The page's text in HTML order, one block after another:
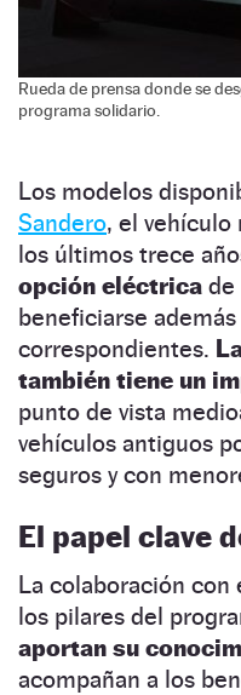
Rueda de prensa donde se
programa solidario.
Los modelos
Sandero, el vehículo
los últimos trece
opción eléctrica de
beneficiarse
correspondientes.
también tiene un
punto de vista
vehículos antiguos
seguros y con
El papel clave
La colaboración
los pilares del
aportan su
acompañan a los